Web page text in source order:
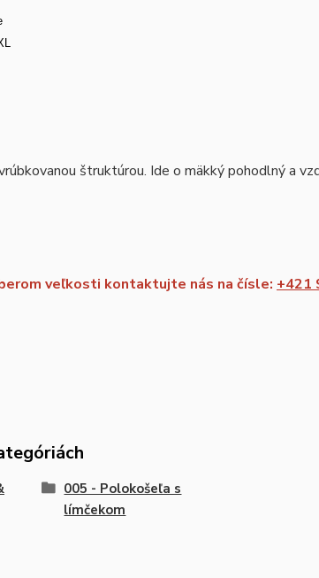
štruktúrou. Ide o mäkký pohodlný a
veľkosti kontaktujte nás na čísle: +421
005 - Polokošeľa s
límčekom